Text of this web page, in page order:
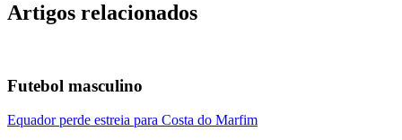
Artigos relacionados
Futebol masculino
Equador perde estreia para Costa do Marfim